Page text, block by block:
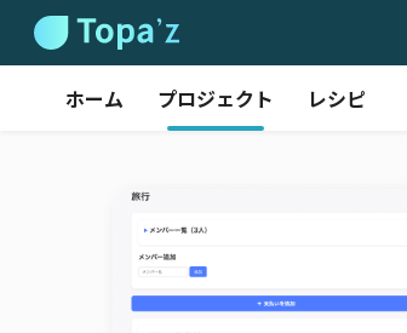
ホーム プロジェクト レシピ